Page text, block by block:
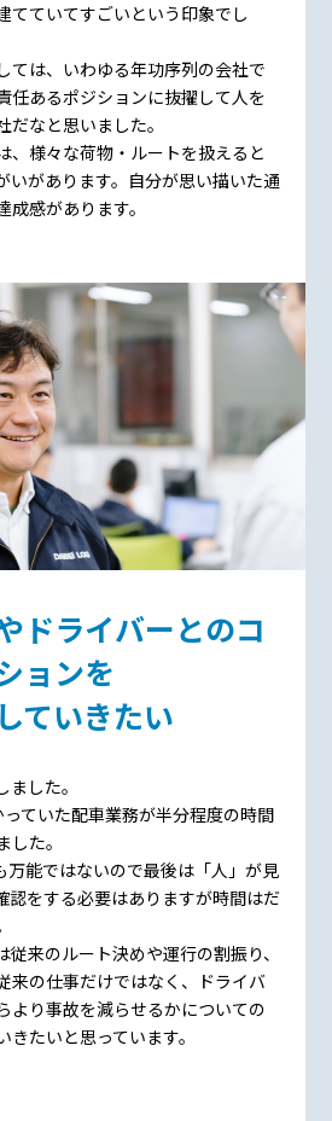
てていてすごいという印象でし
ては、いわゆる年功序列の会社で
任あるポジションに抜擢して人を
なと思いました。
、様々な荷物・ルートを扱えると
いがあります。自分が思い描いた通
成感があります。
ドライバーとのコ
ョンを
ていきたい
した。
ていた配車業務が半分程度の時間
た。
万能ではないので最後は「人」が見
認をする必要はありますが時間はだ
来のルート決めや運行の割振り、
来の仕事だけではなく、ドライバ
より事故を減らせるかについての
たいと思っています。